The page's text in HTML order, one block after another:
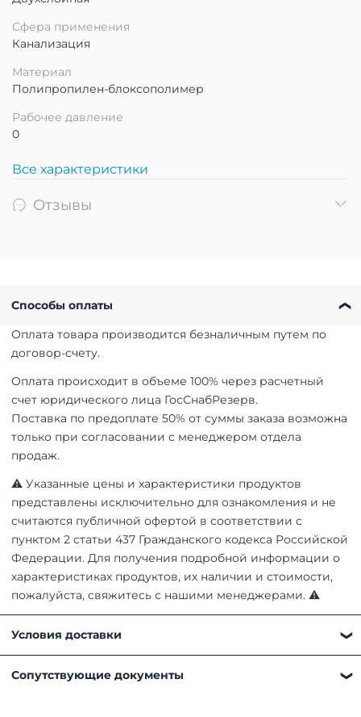
Сфера применения
Канализация
Материал
Полипропилен-блоксополимер
Рабочее давление
0
Все характеристики
Отзывы
Способы оплаты
Оплата товара производится безналичным путем по
договор-счету.
Оплата происходит в объеме 100% через расчетный
счет юридического лица ГосСнабРезерв.
Поставка по предоплате 50% от суммы заказа возможна
только при согласовании с менеджером отдела
продаж.
⚠ Указанные цены и характеристики продуктов
представлены исключительно для ознакомления и не
считаются публичной офертой в соответствии с
пунктом 2 статьи 437 Гражданского кодекса Российской
Федерации. Для получения подробной информации о
характеристиках продуктов, их наличии и стоимости,
пожалуйста, свяжитесь с нашими менеджерами. ⚠
Условия доставки
способом:
Сопутствующие документы